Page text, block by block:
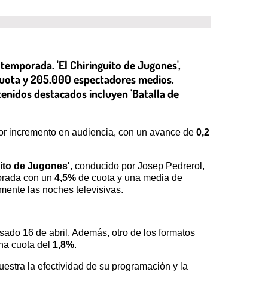
'El Chiringuito de Jugones',
y 205.000 espectadores medios.
destacados incluyen 'Batalla de
incremento en audiencia, con un avance de 0,2
de Jugones', conducido por Josep Pedrerol,
con un 4,5% de cuota y una media de
las noches televisivas.
16 de abril. Además, otro de los formatos
cuota del 1,8%.
la efectividad de su programación y la